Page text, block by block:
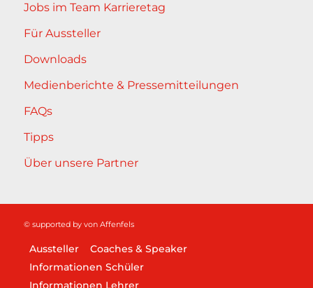
Jobs im Team Karrieretag
Für Aussteller
Downloads
Medienberichte & Pressemitteilungen
FAQs
Tipps
Über unsere Partner
© supported by von Affenfels
Aussteller
Coaches & Speaker
Informationen Schüler
Informationen Lehrer